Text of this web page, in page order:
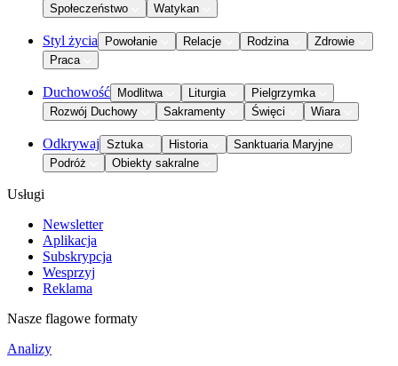
Społeczeństwo
Watykan
Styl życia Powołanie Relacje Rodzina
Zdrowie
Praca
Duchowość Modlitwa Liturgia
Pielgrzymka
Rozwój Duchowy
Sakramenty Święci Wiara
Odkrywaj Sztuka Historia
Sanktuaria Maryjne
Podróż
Obiekty sakralne
Usługi
Newsletter
Aplikacja
Subskrypcja
Wesprzyj
Reklama
Nasze flagowe formaty
Analizy